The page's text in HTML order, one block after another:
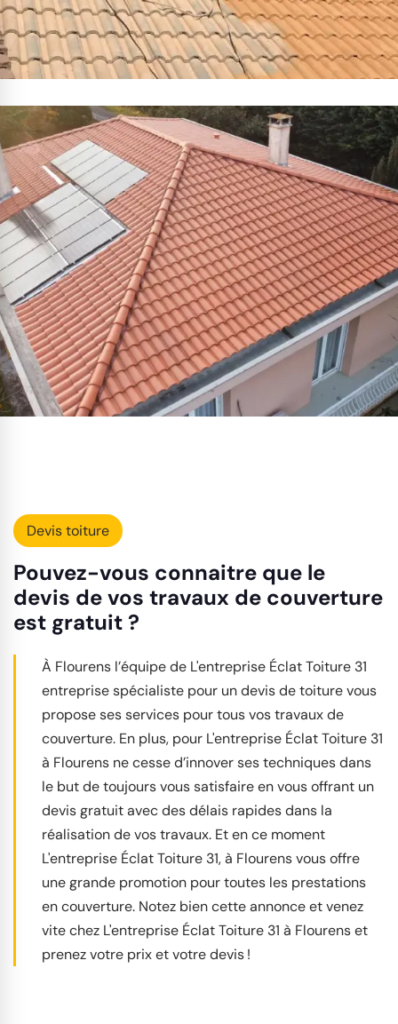
Devis toiture
Pouvez-vous connaitre que le
devis de vos travaux de couverture
est gratuit ?
À Flourens l’équipe de L'entreprise Éclat Toiture 31
entreprise spécialiste pour un devis de toiture vous
propose ses services pour tous vos travaux de
couverture. En plus, pour L'entreprise Éclat Toiture 31
à Flourens ne cesse d’innover ses techniques dans
le but de toujours vous satisfaire en vous offrant un
devis gratuit avec des délais rapides dans la
réalisation de vos travaux. Et en ce moment
L'entreprise Éclat Toiture 31, à Flourens vous offre
une grande promotion pour toutes les prestations
en couverture. Notez bien cette annonce et venez
vite chez L'entreprise Éclat Toiture 31 à Flourens et
prenez votre prix et votre devis !